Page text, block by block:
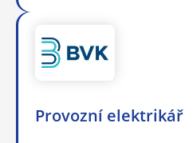
Provozní elektrikář